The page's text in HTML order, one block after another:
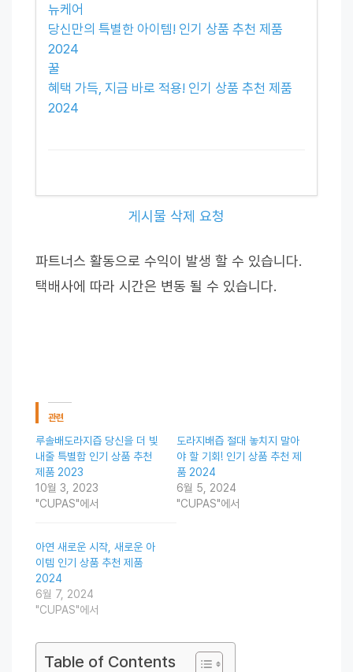
뉴케어
당신만의 특별한 아이템! 인기 상품 추천 제품
2024
꿀
혜택 가득, 지금 바로 적용! 인기 상품 추천 제품
2024
게시물 삭제 요청
파트너스 활동으로 수익이 발생 할 수 있습니다.
택배사에 따라 시간은 변동 될 수 있습니다.
관련
루솔배도라지즙 당신을 더 빛
내줄 특별함 인기 상품 추천
제품 2023
10월 3, 2023
"CUPAS"에서
도라지배즙 절대 놓치지 말아
야 할 기회! 인기 상품 추천 제
품 2024
6월 5, 2024
"CUPAS"에서
아연 새로운 시작, 새로운 아
이템 인기 상품 추천 제품
2024
6월 7, 2024
"CUPAS"에서
Table of Contents